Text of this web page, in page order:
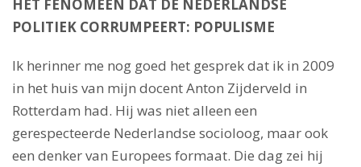
HET FENOMEEN DAT DE NEDERLANDSE
POLITIEK CORRUMPEERT: POPULISME
Ik herinner me nog goed het gesprek dat ik in 2009
in het huis van mijn docent Anton Zijderveld in
Rotterdam had. Hij was niet alleen een
gerespecteerde Nederlandse socioloog, maar ook
een denker van Europees formaat. Die dag zei hij